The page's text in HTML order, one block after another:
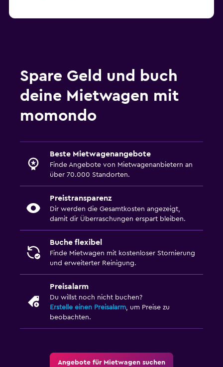
Spare Geld und buch
deine Mietwagen mit
momondo
Beste Mietwagenangebote
Finde Angebote von Mietwagenanbietern an
über 70.000 Standorten.
Preistransparenz
Dir werden die Gesamtkosten angezeigt,
damit dir Überraschungen erspart bleiben.
Buche flexibel
Finde Mietwagen mit kostenloser Stornierung
und erweiterter Reinigung.
Preisalarm
Du willst noch nicht buchen?
Erstelle einen Preisalarm, um Preise zu
beobachten.
Angebote für Mietwagen suchen